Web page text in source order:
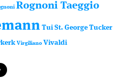
Rognoni Taeggio
Tui St. George Tucker
Virgiliano Vivaldi